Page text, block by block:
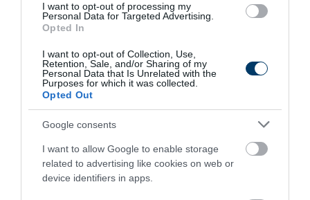
I want to opt-out of processing my
Personal Data for Targeted Advertising.
Opted In
I want to opt-out of Collection, Use,
Retention, Sale, and/or Sharing of my
Personal Data that Is Unrelated with the
Purposes for which it was collected.
Opted Out
Google consents
I want to allow Google to enable storage
related to advertising like cookies on web or
device identifiers in apps.
7 h 57 min